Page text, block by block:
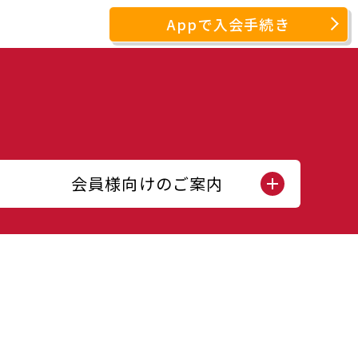
Appで入会手続き
会員様向けのご案内